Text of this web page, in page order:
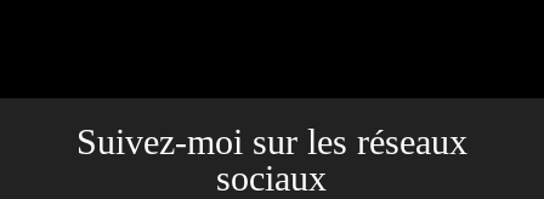
Suivez-moi sur les réseaux
sociaux